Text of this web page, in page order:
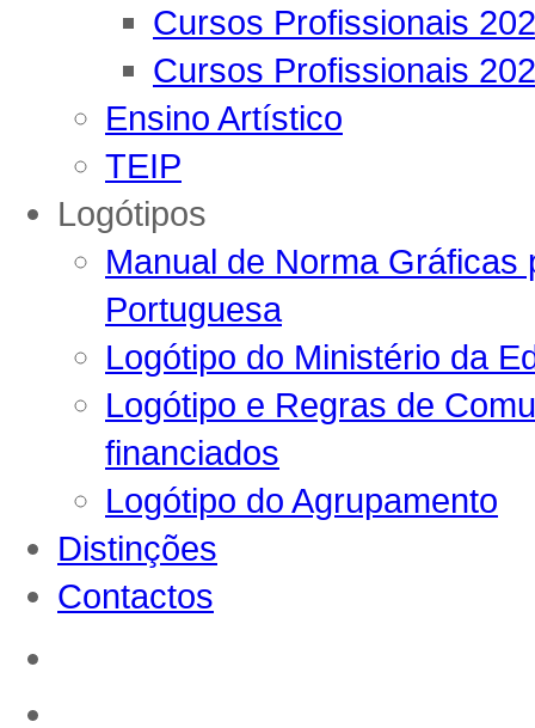
Cursos Profissionais
Cursos Profissionais
Ensino Artístico
TEIP
Logótipos
Manual de Norma
Portuguesa
Logótipo do Ministério da
Logótipo e Regras de
financiados
Logótipo do Agrupamento
Distinções
Contactos